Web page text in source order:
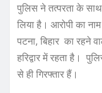
पुलिस ने तत्परता के साथ
लिया है। आरोपी का
पटना, बिहार का रहने
हरिद्वार में रहता है।
से ही गिरफ्तार हैं।